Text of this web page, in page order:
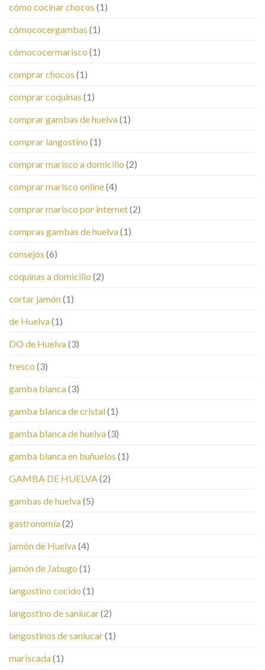
cómo cocinar chocos (1)
cómococergambas (1)
cómococermarisco (1)
comprar chocos (1)
comprar coquinas (1)
comprar gambas de huelva(1)
comprar langostino (1)
comprar marisco a domicilio (2)
comprar marisco online(4)
comprar marisco por internet(2)
compras gambas de huelva(1)
consejos (6)
coquinas a domicilio (2)
cortar jamón(1)
de Huelva(1)
DO de Huelva(3)
fresco (3)
gamba blanca(3)
gamba blanca de cristal(1)
gamba blanca de huelva(3)
gamba blanca en buñuelos (1)
GAMBA DE HUELVA(2)
gambas de huelva(5)
gastronomía(2)
jamón de Huelva(4)
jamón de Jabugo (1)
langostino cocido (1)
langostino de sanlucar(2)
langostinos de sanlucar(1)
mariscada(1)